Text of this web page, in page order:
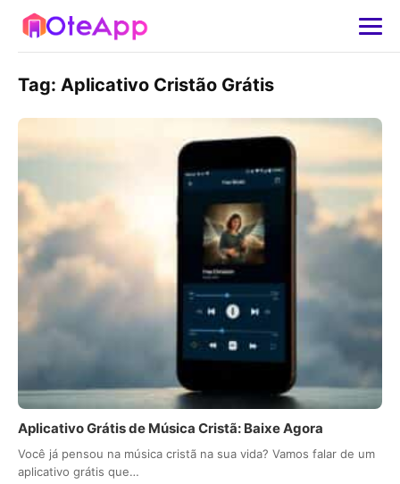
Tag: Aplicativo Cristão Grátis
Aplicativo Grátis de Música Cristã: Baixe Agora
Você já pensou na música cristã na sua vida? Vamos falar de um
aplicativo grátis que…